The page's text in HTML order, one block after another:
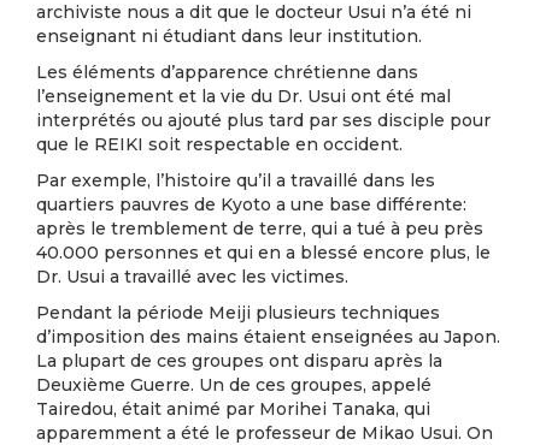
archiviste nous a dit que le docteur Usui n’a été ni
enseignant ni étudiant dans leur institution.
Les éléments d’apparence chrétienne dans
l’enseignement et la vie du Dr. Usui ont été mal
interprétés ou ajouté plus tard par ses disciple pour
que le REIKI soit respectable en occident.
Par exemple, l’histoire qu’il a travaillé dans les
quartiers pauvres de Kyoto a une base différente:
après le tremblement de terre, qui a tué à peu près
40.000 personnes et qui en a blessé encore plus, le
Dr. Usui a travaillé avec les victimes.
Pendant la période Meiji plusieurs techniques
d’imposition des mains étaient enseignées au Japon.
La plupart de ces groupes ont disparu après la
Deuxième Guerre. Un de ces groupes, appelé
Tairedou, était animé par Morihei Tanaka, qui
apparemment a été le professeur de Mikao Usui. On